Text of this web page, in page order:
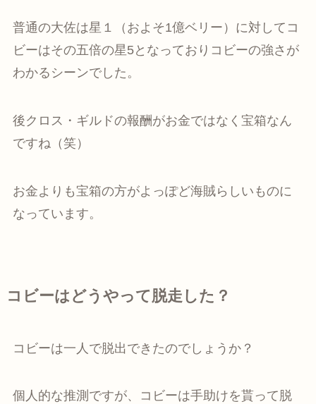
普通の大佐は星１（およそ1億ベリー）に対してコ
ビーはその五倍の星5となっておりコビーの強さが
わかるシーンでした。
後クロス・ギルドの報酬がお金ではなく宝箱なん
ですね（笑）
お金よりも宝箱の方がよっぽど海賊らしいものに
なっています。
コビーはどうやって脱走した？
コビーは一人で脱出できたのでしょうか？
個人的な推測ですが、コビーは手助けを貰って脱